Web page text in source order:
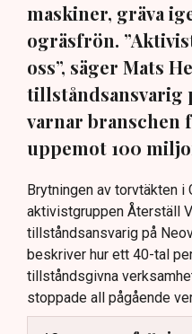
maskiner, gräva
ogräsfrön.
oss”, säger Mats
tillståndsansvarig
varnar branschen
uppemot 100
Brytningen av torvtäkten i
aktivistgruppen Återställ
tillståndsansvarig på
beskriver hur ett 40-tal
tillståndsgivna
stoppade all pågående